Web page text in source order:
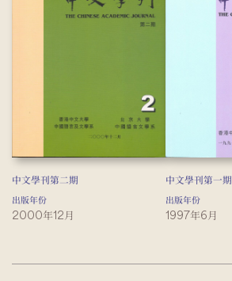
中文學刊第二期
出版年份
2000年12月
中文學刊第一期
出版年份
1997年6月